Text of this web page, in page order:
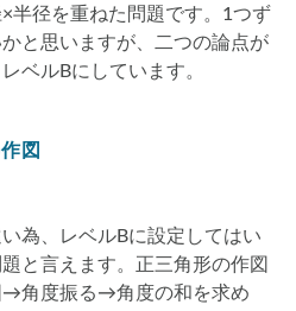
半径を重ねた問題です。1つず
と思いますが、二つの論点が
ベルBにしています。
図
為、レベルBに設定してはい
と言えます。正三角形の作図
角度振る→角度の和を求め